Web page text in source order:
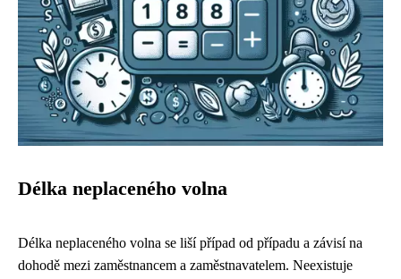
Délka neplaceného volna
Délka neplaceného volna se liší případ od případu a závisí na
dohodě mezi zaměstnancem a zaměstnavatelem. Neexistuje